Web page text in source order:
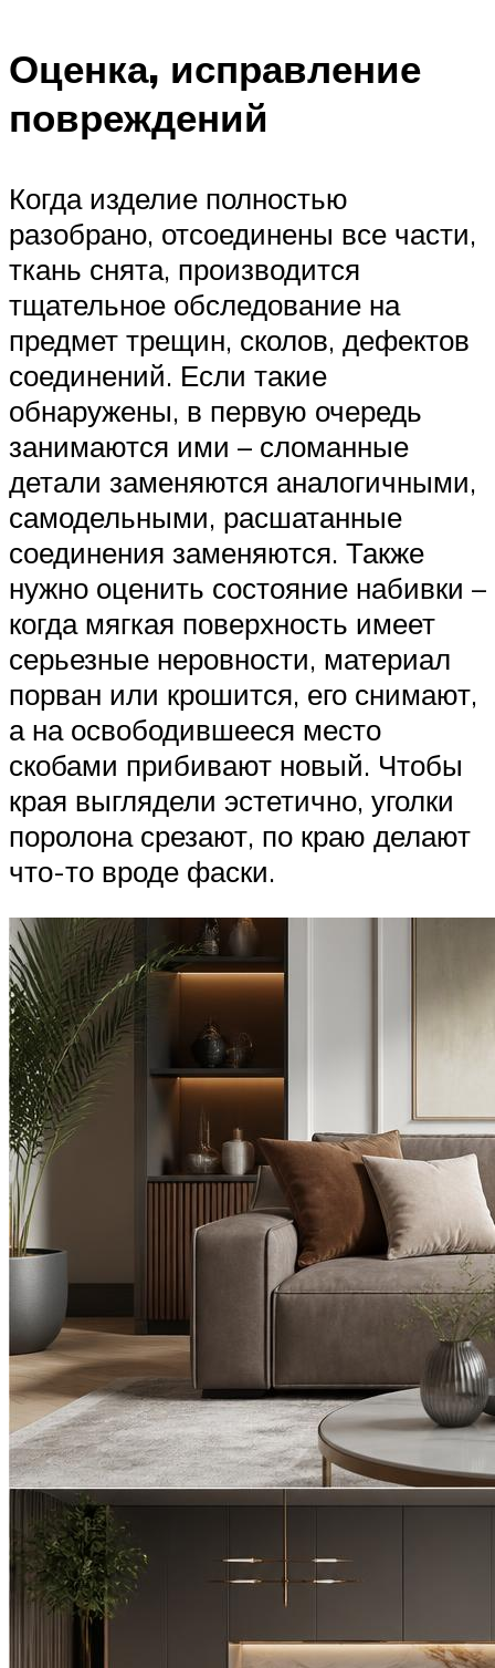
Оценка, исправление
повреждений
Когда изделие полностью
разобрано, отсоединены все части,
ткань снята, производится
тщательное обследование на
предмет трещин, сколов, дефектов
соединений. Если такие
обнаружены, в первую очередь
занимаются ими – сломанные
детали заменяются аналогичными,
самодельными, расшатанные
соединения заменяются. Также
нужно оценить состояние набивки –
когда мягкая поверхность имеет
серьезные неровности, материал
порван или крошится, его снимают,
а на освободившееся место
скобами прибивают новый. Чтобы
края выглядели эстетично, уголки
поролона срезают, по краю делают
что-то вроде фаски.